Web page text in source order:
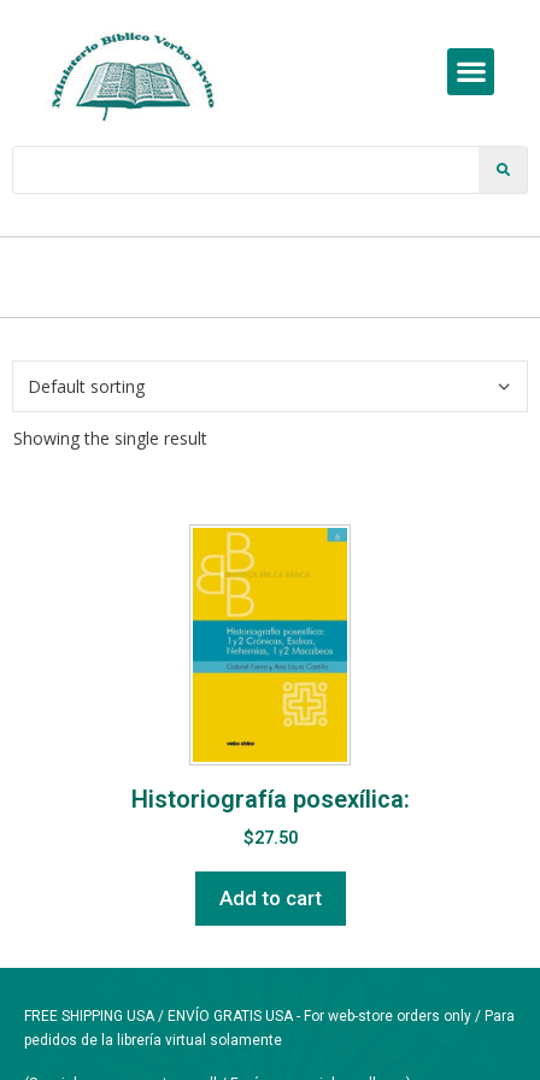
Showing the single result
Historiografía posexílica:
$27.50
Add to cart
FREE SHIPPING USA / ENVÍO GRATIS USA - For web-store orders only / Para
pedidos de la librería virtual solamente